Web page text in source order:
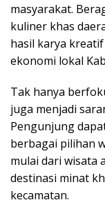
masyarakat.
kuliner khas
hasil karya
ekonomi lokal
Tak hanya
juga menjadi
Pengunjung
berbagai pilihan
mulai dari wisata
destinasi minat
kecamatan.